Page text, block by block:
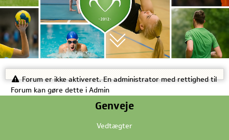
Forum er ikke aktiveret. En administrator med rettighed til
Forum kan gøre dette i Admin
Genveje
Vedtægter